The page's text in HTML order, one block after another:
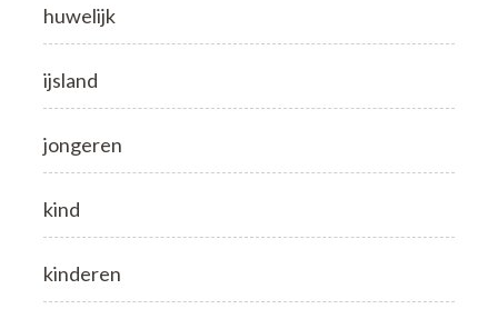
huwelijk
ijsland
jongeren
kind
kinderen